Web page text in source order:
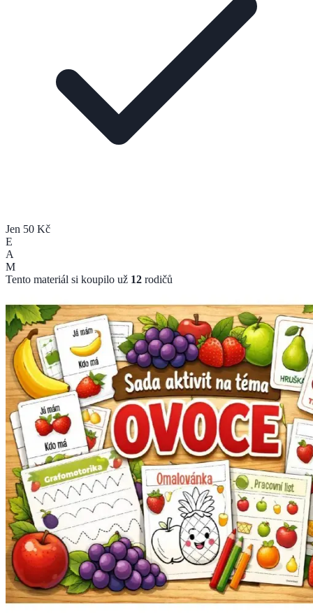
Jen 50 Kč
E
A
M
Tento materiál si koupilo už 12 rodičů